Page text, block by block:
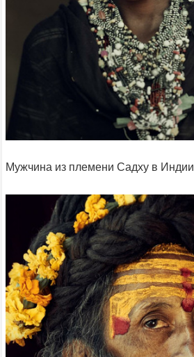
Мужчина из племени Садху в Индии